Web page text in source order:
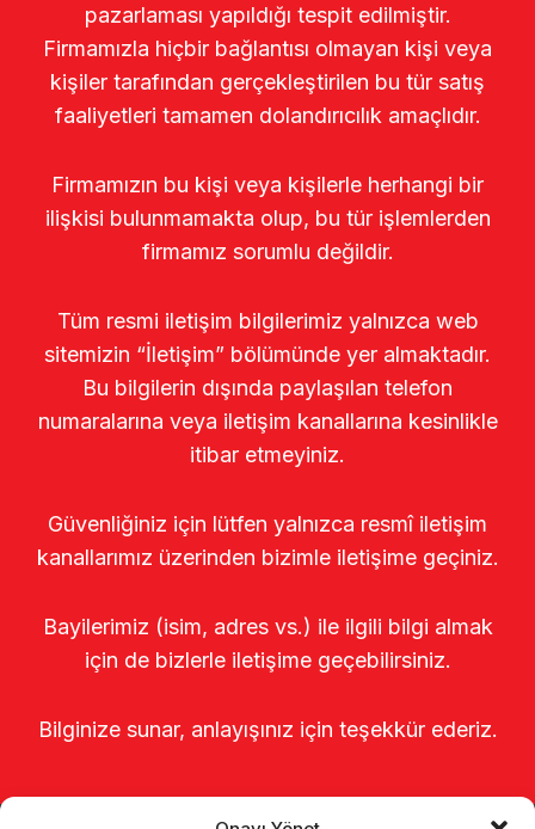
pazarlaması yapıldığı tespit edilmiştir.
Firmamızla hiçbir bağlantısı olmayan kişi veya
kişiler tarafından gerçekleştirilen bu tür satış
faaliyetleri tamamen dolandırıcılık amaçlıdır.
Firmamızın bu kişi veya kişilerle herhangi bir
ilişkisi bulunmamakta olup, bu tür işlemlerden
firmamız sorumlu değildir.
Tüm resmi iletişim bilgilerimiz yalnızca web
sitemizin “İletişim” bölümünde yer almaktadır.
Bu bilgilerin dışında paylaşılan telefon
numaralarına veya iletişim kanallarına kesinlikle
itibar etmeyiniz.
Güvenliğiniz için lütfen yalnızca resmî iletişim
kanallarımız üzerinden bizimle iletişime geçiniz.
Bayilerimiz (isim, adres vs.) ile ilgili bilgi almak
için de bizlerle iletişime geçebilirsiniz.
Bilginize sunar, anlayışınız için teşekkür ederiz.